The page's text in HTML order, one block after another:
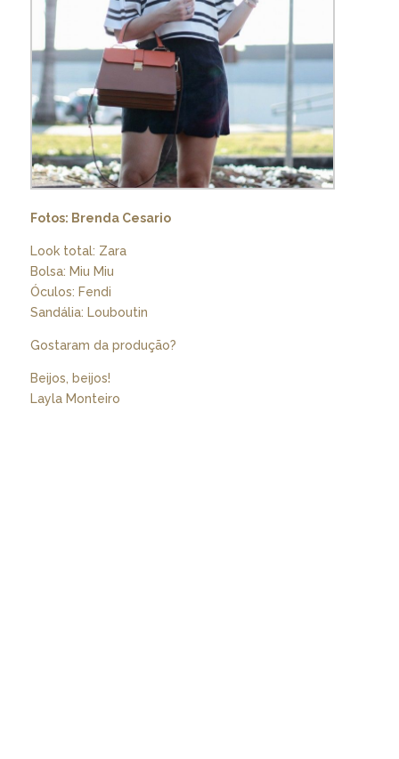
Fotos: Brenda Cesario
Look total: Zara
Bolsa: Miu Miu
Óculos: Fendi
Sandália: Louboutin
Gostaram da produção?
Beijos, beijos!
Layla Monteiro